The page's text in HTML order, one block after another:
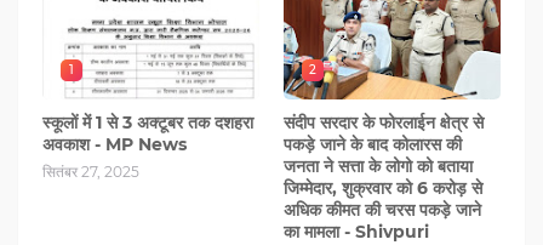
1
स्कूलों में 1 से 3 अक्टूबर तक दशहरा
अवकाश - MP News
सितंबर 27, 2025
2
संदीप सरदार के फोरलाईन क्षेत्र से
पकड़े जाने के बाद कोलारस की
जनता ने सत्ता के लोगो को बताया
जिम्मेदार, शुक्रवार को 6 करोड़ से
अधिक कीमत की चरस पकड़े जाने
का मामला - Shivpuri